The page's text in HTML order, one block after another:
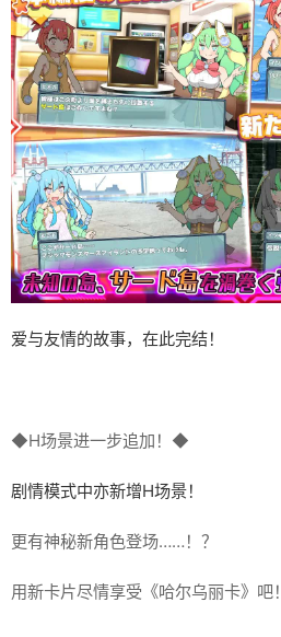
爱与友情的故事，在此完结！
◆H场景进一步追加！◆
剧情模式中亦新增H场景！
更有神秘新角色登场……！？
用新卡片尽情享受《哈尔乌丽卡》吧！